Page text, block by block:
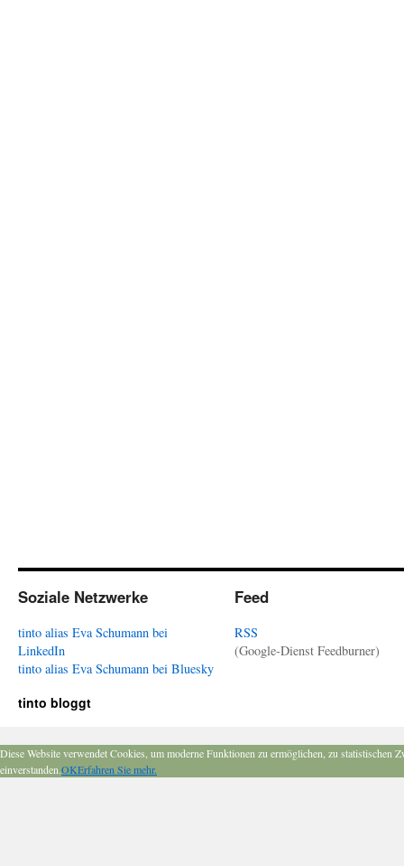
Soziale Netzwerke
tinto alias Eva Schumann bei
LinkedIn
tinto alias Eva Schumann bei Bluesky
Feed
RSS
(Google-Dienst Feedburner)
tinto bloggt
Diese Website verwendet Cookies, um moderne Funktionen zu ermöglichen, zu
einverstanden.OKErfahren Sie mehr.